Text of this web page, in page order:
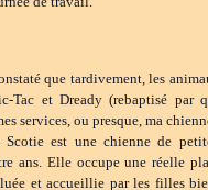
que tardivement, les
et Dready (rebaptisé par
services, ou presque, ma
est une chienne de
ans. Elle occupe une réelle
et accueillie par les filles